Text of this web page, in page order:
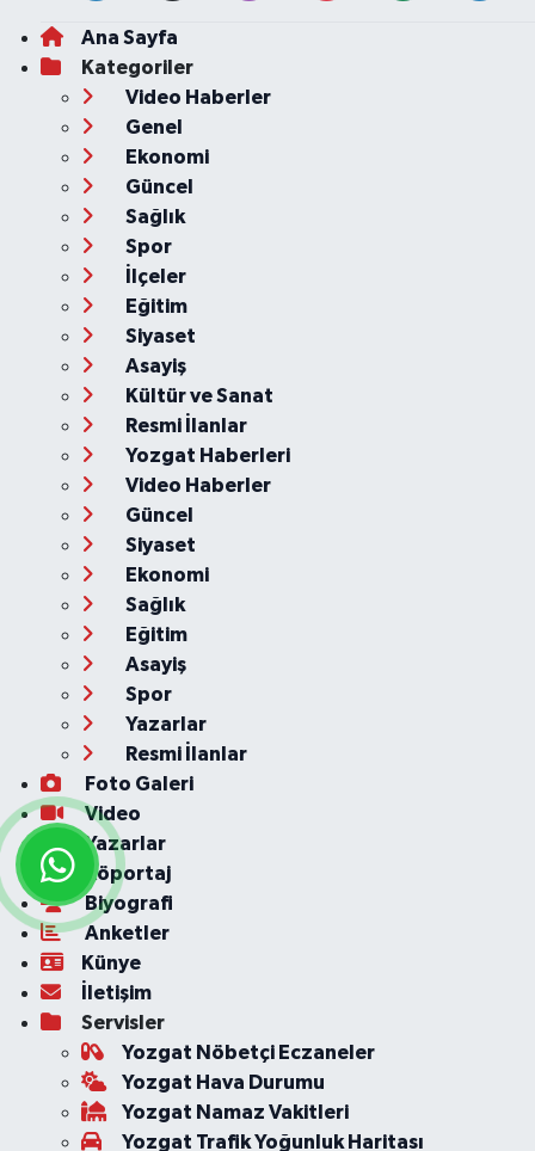
Ana Sayfa
Kategoriler
Video Haberler
Genel
Ekonomi
Güncel
Sağlık
Spor
İlçeler
Eğitim
Siyaset
Asayiş
Kültür ve Sanat
Resmi İlanlar
Yozgat Haberleri
Video Haberler
Güncel
Siyaset
Ekonomi
Sağlık
Eğitim
Asayiş
Spor
Yazarlar
Resmi İlanlar
Foto Galeri
Video
Yazarlar
Röportaj
Biyografi
Anketler
Künye
İletişim
Servisler
Yozgat Nöbetçi Eczaneler
Yozgat Hava Durumu
Yozgat Namaz Vakitleri
Yozgat Trafik Yoğunluk Haritası